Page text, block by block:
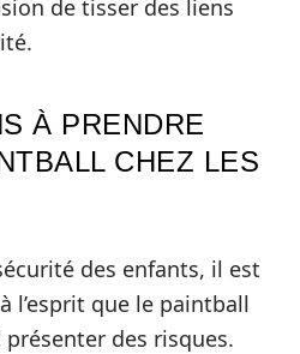
de tisser des liens
À PRENDRE
CHEZ LES
des enfants, il est
l’esprit que le paintball
des risques.